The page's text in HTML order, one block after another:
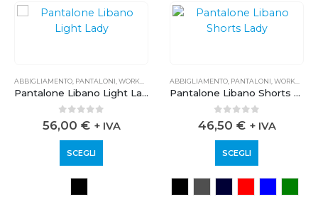
ABBIGLIAMENTO PANTALONI WORKWEAR
Pantalone Libano Light Lady
0out of 5
56,00 € + IVA
SCEGLI
ABBIGLIAMENTO PANTALONI WORKWEAR
Pantalone Libano Shorts Lady
0out of 5
46,50 € + IVA
SCEGLI